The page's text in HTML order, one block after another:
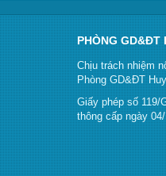
PHÒNG GD&ĐT
Chịu trách nhiệm
Phòng GD&ĐT
Giấy phép số 119/
thông cấp ngày